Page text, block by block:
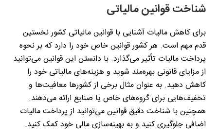
شناخت قوانین مالیاتی
برای کاهش مالیات آشنایی با قوانین مالیاتی کشور نخستین
قدم مهم است. هر کشور قوانین خاص خود را دارد که بر نحوه
پرداخت مالیات تأثیر می‌گذارد. با دانستن این قوانین می‌توانید
از مزایای قانونی بهره‌مند شوید و هزینه‌های مالیاتی خود را
کاهش دهید. به عنوان مثال برخی از کشورها معافیت‌ها و
تخفیف‌هایی برای گروه‌های خاص یا صنایع ارائه می‌دهند.
همچنین با شناخت دقیق قوانین می‌توانید از پرداخت مالیات
اضافی جلوگیری کنید و به بهینه‌سازی مالی خود کمک کنید.